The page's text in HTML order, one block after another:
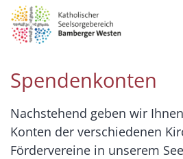
Zum Inhalt springen
Spendenkonten
Nachstehend geben wir
Konten der verschiedenen
Fördervereine in unserem